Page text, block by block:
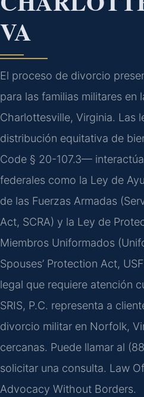
VA
El proceso de divorcio
para las familias militares en
Charlottesville, Virginia. Las
distribución equitativa de
Code § 20-107.3—
federales como la Ley de
de las Fuerzas Armadas
Act, SCRA) y la Ley de
Miembros Uniformados
Spouses’ Protection Act,
legal que requiere atención
SRIS, P.C. representa a
divorcio militar en Norfolk,
cercanas. Puede llamar al
solicitar una consulta. Law
Advocacy Without Borders.